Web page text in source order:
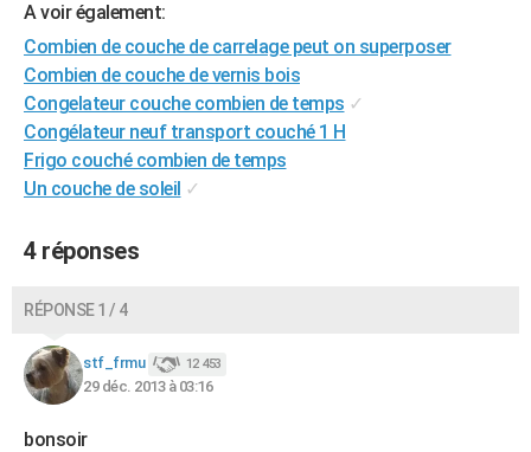
FORUM
Bricolage
Lifestyle
Culture
Sport
Auto
Television
Voyage
Cinema
A voir également:
Combien de couche de carrelage peut on superposer
Combien de couche de vernis bois
Congelateur couche combien de temps ✓
Congélateur neuf transport couché 1 H
Frigo couché combien de temps
Un couche de soleil ✓
4 réponses
RÉPONSE 1 / 4
stf_frmu 12 453
29 déc. 2013 à 03:16
bonsoir